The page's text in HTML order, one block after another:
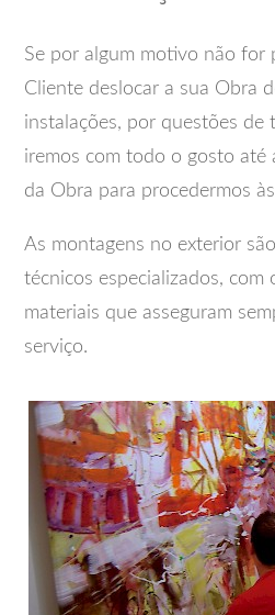
Se por algum motivo não for
Cliente deslocar a sua Obra
instalações, por questões de
iremos com todo o gosto até
da Obra para procedermos
As montagens no exterior
técnicos especializados, com
materiais que asseguram
serviço.